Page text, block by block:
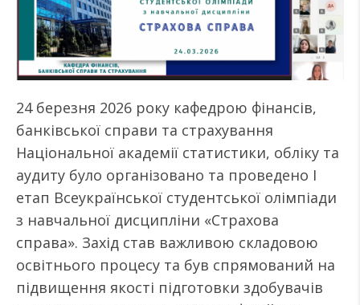
24 березня 2026 року кафедрою фінансів,
банківської справи та страхування
Національної академії статистики, обліку та
аудиту було організовано та проведено І
етап Всеукраїнської студентської олімпіади
з навчальної дисципліни «Страхова
справа». Захід став важливою складовою
освітнього процесу та був спрямований на
підвищення якості підготовки здобувачів